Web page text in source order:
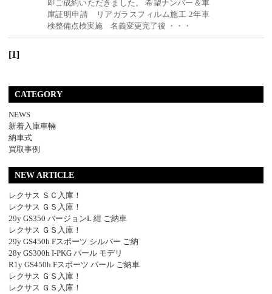
即ご成約いただきました。 希望ナンバー＆車
庫証明申請 リアガラスフィルム施工 2年車
検整備点検実施 名義変更完了後 ・・・
[1]
CATEGORY
NEWS
新着入庫車輛
納車式
買取事例
NEW ARTICLE
レクサス ＳＣ入庫！
レクサス ＧＳ入庫！
29y GS350 バージョンL 紺 ご納車
レクサス ＧＳ入庫！
29y GS450h Fスポーツ シルバー ご納
28y GS300h I-PKG パール モデリ
R1y GS450h Fスポーツ パール ご納車
レクサス ＧＳ入庫！
レクサス ＧＳ入庫！